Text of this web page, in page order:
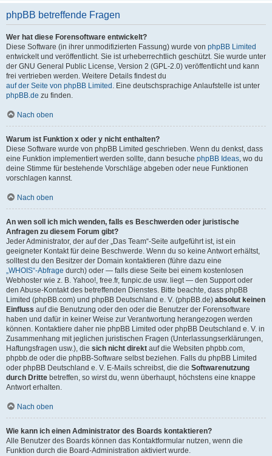
phpBB betreffende Fragen
Wer hat diese Forensoftware entwickelt?
Diese Software (in ihrer unmodifizierten Fassung) wurde von phpBB Limited
entwickelt und veröffentlicht. Sie ist urheberrechtlich geschützt. Sie wurde unter
der GNU General Public License, Version 2 (GPL-2.0) veröffentlicht und kann
frei vertrieben werden. Weitere Details findest du
auf der Seite von phpBB Limited . Eine deutschsprachige Anlaufstelle ist unter
phpBB.de zu finden.
Nach oben
Warum ist Funktion x oder y nicht enthalten?
Diese Software wurde von phpBB Limited geschrieben. Wenn du denkst, dass
eine Funktion implementiert werden sollte, dann besuche phpBB Ideas, wo du
deine Stimme für bestehende Vorschläge abgeben oder neue Funktionen
vorschlagen kannst.
Nach oben
An wen soll ich mich wenden, falls es Beschwerden oder juristische
Anfragen zu diesem Forum gibt?
Jeder Administrator, der auf der „Das Team“-Seite aufgeführt ist, ist ein
geeigneter Kontakt für deine Beschwerde. Wenn du so keine Antwort erhältst,
solltest du den Besitzer der Domain kontaktieren (führe dazu eine
„WHOIS“-Abfrage durch) oder — falls diese Seite bei einem kostenlosen
Webhoster wie z. B. Yahoo!, free.fr, funpic.de usw. liegt — den Support oder
den Abuse-Kontakt des betreffenden Dienstes. Bitte beachte, dass phpBB
Limited (phpBB.com) und phpBB Deutschland e. V. (phpBB.de) absolut keinen
Einfluss auf die Benutzung oder den oder die Benutzer der Forensoftware
haben und dafür in keiner Weise zur Verantwortung herangezogen werden
können. Kontaktiere daher nie phpBB Limited oder phpBB Deutschland e. V. in
Zusammenhang mit jeglichen juristischen Fragen (Unterlassungserklärungen,
Haftungsfragen usw.), die sich nicht direkt auf die Websiten phpbb.com,
phpbb.de oder die phpBB-Software selbst beziehen. Falls du phpBB Limited
oder phpBB Deutschland e. V. E-Mails schreibst, die die Softwarenutzung
durch Dritte betreffen, so wirst du, wenn überhaupt, höchstens eine knappe
Antwort erhalten.
Nach oben
Wie kann ich einen Administrator des Boards kontaktieren?
Alle Benutzer des Boards können das Kontaktformular nutzen, wenn die
Funktion durch die Board-Administration aktiviert wurde.